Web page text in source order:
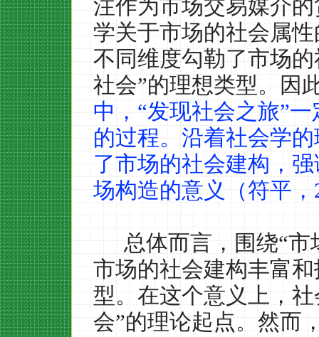
注作为市场交易媒介
学关于市场的社会属
不同维度勾勒了市场
社会”的理想类型。因
中，“发现社会之旅”
的过程。沿着社会学
了市场的社会建构，
场构造的意义（符平，
总体而言，围绕“
市场的社会建构丰富
型。在这个意义上，
会”的理论起点。然而